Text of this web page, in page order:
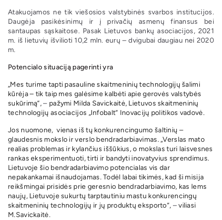
Atakuojamos ne tik viešosios valstybinės svarbos institucijos.
Daugėja pasikėsinimų ir į privačių asmenų finansus bei
santaupas sąskaitose. Pasak Lietuvos bankų asociacijos, 2021
m. iš lietuvių išvilioti 10,2 mln. eurų – dvigubai daugiau nei 2020
m.
Potencialo situaciją pagerinti yra
„Mes turime tapti pasauline skaitmeninių technologijų šalimi
kūrėja – tik taip mes galėsime kalbėti apie gerovės valstybės
sukūrimą“,– pažymi Milda Savickaitė, Lietuvos skaitmeninių
technologijų asociacijos „Infobalt“ Inovacijų politikos vadovė.
Jos nuomone, vienas iš tų konkurencingumo šaltinių –
glaudesnis mokslo ir verslo bendradarbiavimas. „Verslas mato
realias problemas ir kylančius iššūkius, o mokslas turi laisvesnes
rankas eksperimentuoti, tirti ir bandyti inovatyvius sprendimus.
Lietuvoje šio bendradarbiavimo potencialas vis dar
nepakankamai išnaudojamas. Todėl labai tikimės, kad ši misija
reikšmingai prisidės prie geresnio bendradarbiavimo, kas lems
naujų, Lietuvoje sukurtų tarptautiniu mastu konkurencingų
skaitmeninių technologijų ir jų produktų eksporto“, –viliasi
M.Savickaitė.